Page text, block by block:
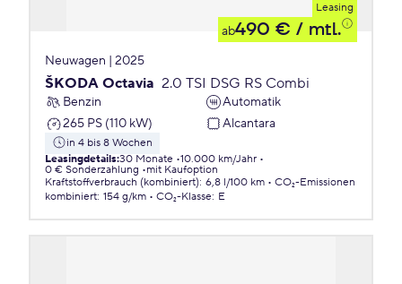
Leasing
ab490 € / mtl.
Neuwagen | 2025
ŠKODA Octavia 2.0 TSI DSG RS Combi
Benzin
Automatik
265 PS (110 kW)
Alcantara
in 4 bis 8 Wochen
Leasingdetails:30 Monate 10.000 km/Jahr
0 € Sonderzahlung
mit Kaufoption
Kraftstoffverbrauch (kombiniert): 6,8 l/100 km
CO₂-Emissionen
kombiniert: 154 g/km CO₂-Klasse: E